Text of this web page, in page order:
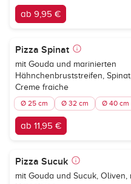
ab 9,95 €
Pizza Spinat
mit Gouda und marinierten
Hähnchenbruststreifen,
Creme fraiche
Ø 25 cm Ø 32 cm Ø 40 cm
ab 11,95 €
Pizza Sucuk
mit Gouda und Sucuk, Oliven,